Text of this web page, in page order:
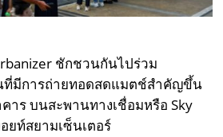
ชักชวนกันไปร่วม
ที่มีการถ่ายทอดสดแมตช์สำคัญขึ้น
าร บนสะพานทางเชื่อมหรือ Sky
ยท์สยามเซ็นเตอร์